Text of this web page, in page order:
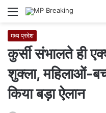
Menu
मध्य प्रदेश
कुर्सी संभालते ही
शुक्ला, महिलाओं-
किया बड़ा ऐलान